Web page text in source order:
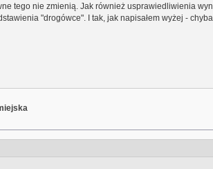
tego nie zmienią. Jak również usprawiedliwienia
"drogówce". I tak, jak napisałem wyżej -